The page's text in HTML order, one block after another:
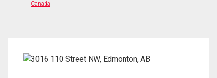
Canada